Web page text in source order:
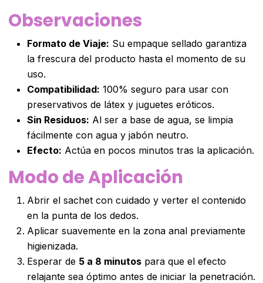
Observaciones
Formato de Viaje: Su empaque sellado garantiza
la frescura del producto hasta el momento de su
uso.
Compatibilidad: 100% seguro para usar con
preservativos de látex y juguetes eróticos.
Sin Residuos: Al ser a base de agua, se limpia
fácilmente con agua y jabón neutro.
Efecto: Actúa en pocos minutos tras la aplicación.
Modo de Aplicación
Abrir el sachet con cuidado y verter el contenido
en la punta de los dedos.
Aplicar suavemente en la zona anal previamente
higienizada.
Esperar de 5 a 8 minutospara que el efecto
relajante sea óptimo antes de iniciar la penetración.